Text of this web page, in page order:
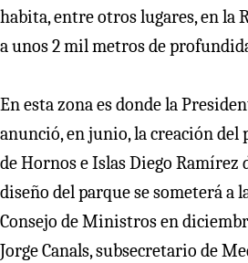
habita, entre otros lugares, en la
a unos 2 mil metros de
En esta zona es donde la
anunció, en junio, la creación del
de Hornos e Islas Diego Ramírez
diseño del parque se someterá a
Consejo de Ministros en
Jorge Canals, subsecretario de